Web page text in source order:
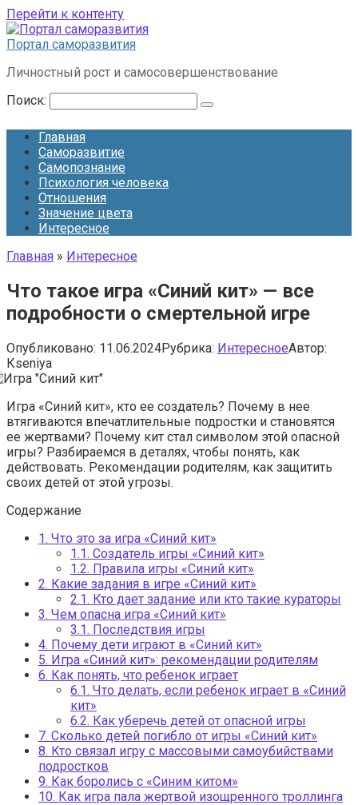
Перейти к контенту
Портал саморазвития
Личностный рост и самосовершенствование
Поиск:
Главная
Саморазвитие
Самопознание
Психология человека
Отношения
Значение цвета
Интересное
Главная » Интересное
Что такое игра «Синий кит» — все
подробности о смертельной игре
Опубликовано: 11.06.2024Рубрика: ИнтересноеАвтор:
Кseniya
Игра «Синий кит», кто ее создатель? Почему в нее
втягиваются впечатлительные подростки и становятся
ее жертвами? Почему кит стал символом этой опасной
игры? Разбираемся в деталях, чтобы понять, как
действовать. Рекомендации родителям, как защитить
своих детей от этой угрозы.
Содержание
1. Что это за игра «Синий кит»
1.1. Создатель игры «Синий кит»
1.2. Правила игры «Синий кит»
2. Какие задания в игре «Синий кит»
2.1. Кто дает задание или кто такие кураторы
3. Чем опасна игра «Синий кит»
3.1. Последствия игры
4. Почему дети играют в «Синий кит»
5. Игра «Синий кит»: рекомендации родителям
6. Как понять, что ребенок играет
6.1. Что делать, если ребенок играет в «Синий
кит»
6.2. Как уберечь детей от опасной игры
7. Сколько детей погибло от игры «Синий кит»
8. Кто связал игру с массовыми самоубийствами
подростков
9. Как боролись с «Синим китом»
10. Как игра пала жертвой изощренного троллинга